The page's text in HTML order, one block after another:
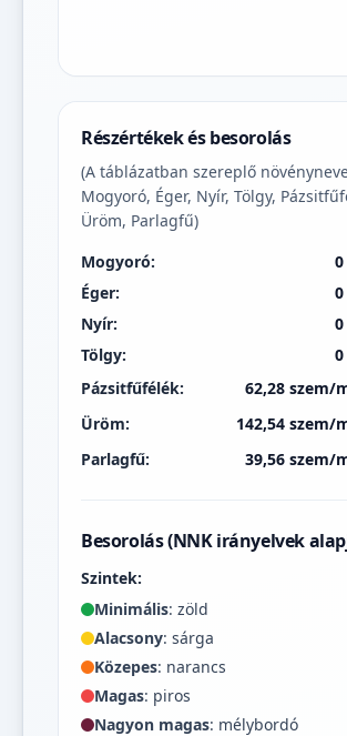
Részértékek és besorolás
(A táblázatban szereplő
Mogyoró, Éger, Nyír, Tölgy,
Üröm, Parlagfű)
Mogyoró:
Éger:
Nyír:
Tölgy:
Pázsitfűfélék:
62,28 szem/
Üröm: 142,54 szem/
Parlagfű: 39,56 szem/
Besorolás (NNK irányelvek
Szintek:
Minimális: zöld
Alacsony: sárga
Közepes: narancs
Magas: piros
Nagyon magas: mélybordó